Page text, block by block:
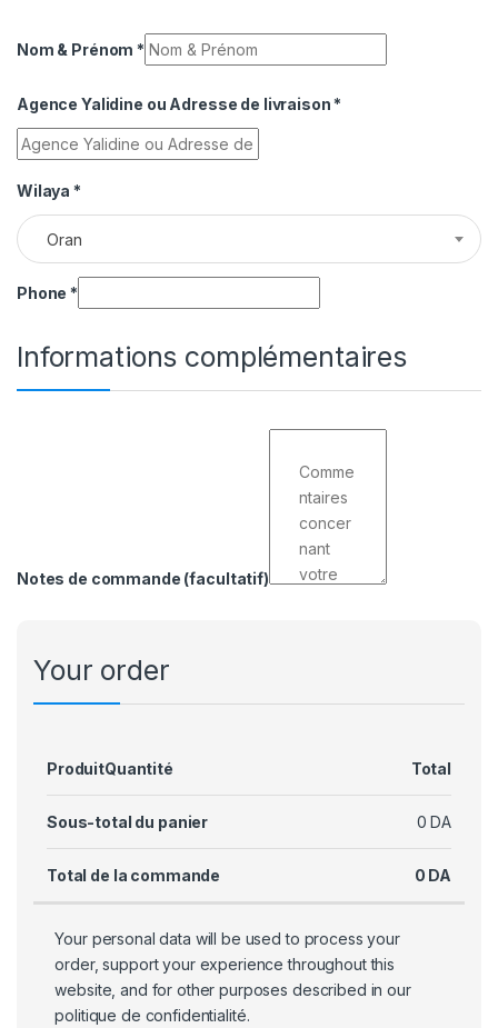
Nom & Prénom *
Agence Yalidine ou Adresse de livraison *
Wilaya *
Oran
Phone *
Informations complémentaires
Notes de commande (facultatif)
Your order
ProduitQuantité Total
Sous-total du panier 0 DA
Total de la commande 0 DA
Your personal data will be used to process your
order, support your experience throughout this
website, and for other purposes described in our
politique de confidentialité.